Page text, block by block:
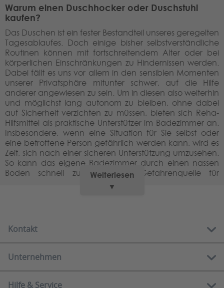
Weiterlesen
▼
Warum einen Duschhocker oder Duschstuhl
kaufen?
Das Duschen ist ein fester Bestandteil unseres geregelten
Tagesablaufes. Doch einige bisher selbstverständliche
Routinen können mit fortschreitendem Alter oder bei
körperlichen Einschränkungen zu Hindernissen werden.
Dabei fällt es uns vor allem in den sensiblen Momenten
unserer Privatsphäre mitunter schwer, auf die Hilfe
anderer angewiesen zu sein. Um in diesen also weiterhin
und möglichst lang autonom zu bleiben, ohne dabei
auf Sicherheit verzichten zu müssen, bieten sich Reha-
Hilfsmittel als praktische Unterstützer im Badezimmer an.
Insbesondere, wenn eine Situation für Sie selbst oder
eine betroffene Person gefährlich werden kann, wird es
Zeit, sich nach einer sicheren Unterstützung umzusehen.
So kann das eigene Badezimmer durch einen nassen
Boden schnell zur rutschigen Gefahrenquelle für
Menschen mit Standunsicherheit oder
Gleichgewichtsstörung werden.
auch in solchen Situationen einen sicheren, rutschfesten
Sitz haben. Mit einem stabilen Halt und einer den
individuellen Anforderungen angepassten Ausstattung,
kann ein Duschhocker oder ein Duschstuhl hierbei
Abhilfe schaffen. Mithilfe von rutschfesten Standfüßen
sorgen die praktischen Hilfsmittel während der täglichen
Hygiene für einen festen Sitz.
Kontakt
Kostenlose Hotline:
01 212 62 84
Unternehmen
Hilfe & Service